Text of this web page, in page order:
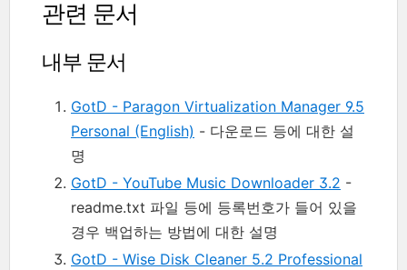
관련 문서
내부 문서
GotD - Paragon Virtualization Manager 9.5
Personal (English) - 다운로드 등에 대한 설
명
GotD - YouTube Music Downloader 3.2 -
readme.txt 파일 등에 등록번호가 들어 있을
경우 백업하는 방법에 대한 설명
GotD - Wise Disk Cleaner 5.2 Professional